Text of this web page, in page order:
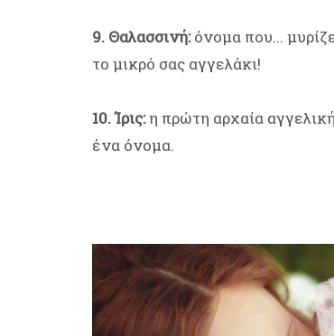
9. Θαλασσινή:όνομα που...
το μικρό σας αγγελάκι!
10. Ίρις:η πρώτη αρχαία
ένα όνομα.